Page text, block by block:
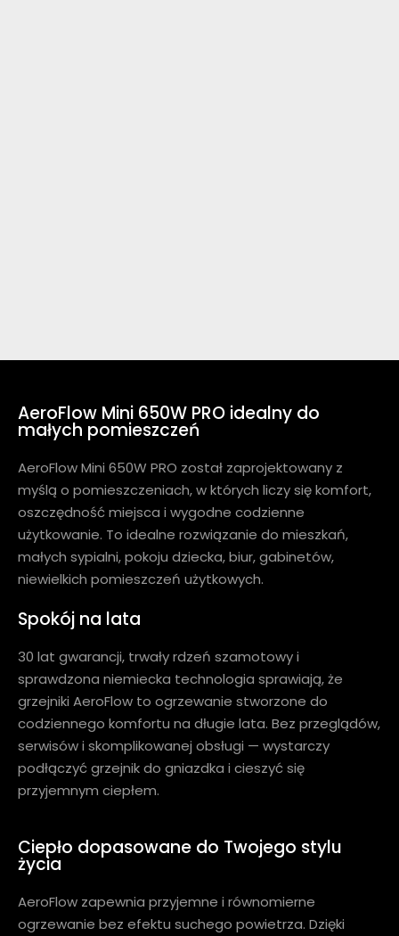
AeroFlow Mini 650W PRO idealny do
małych pomieszczeń
AeroFlow Mini 650W PRO został zaprojektowany z
myślą o pomieszczeniach, w których liczy się komfort,
oszczędność miejsca i wygodne codzienne
użytkowanie. To idealne rozwiązanie do mieszkań,
małych sypialni, pokoju dziecka, biur, gabinetów,
niewielkich pomieszczeń użytkowych.
Spokój na lata
30 lat gwarancji, trwały rdzeń szamotowy i
sprawdzona niemiecka technologia sprawiają, że
grzejniki AeroFlow to ogrzewanie stworzone do
codziennego komfortu na długie lata. Bez przeglądów,
serwisów i skomplikowanej obsługi — wystarczy
podłączyć grzejnik do gniazdka i cieszyć się
przyjemnym ciepłem.
Ciepło dopasowane do Twojego stylu
życia
AeroFlow zapewnia przyjemne i równomierne
ogrzewanie bez efektu suchego powietrza. Dzięki